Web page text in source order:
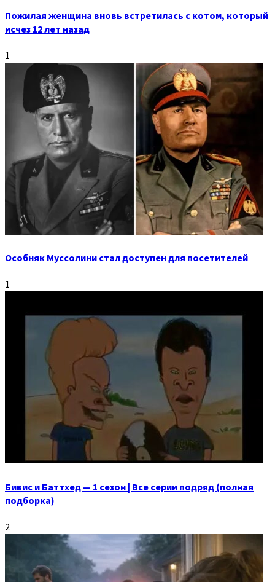
Пожилая женщина вновь встретилась с котом, который
исчез 12 лет назад
1
Особняк Муссолини стал доступен для посетителей
1
Бивис и Баттхед — 1 сезон | Все серии подряд (полная
подборка)
2